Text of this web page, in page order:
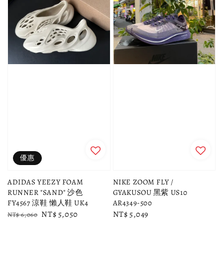
優惠
ADIDAS YEEZY FOAM
RUNNER "SAND" 沙色
FY4567 涼鞋 懶人鞋 UK4
Regular
NT$ 6,060 Sale
NT$ 5,050
NIKE ZOOM FLY /
GYAKUSOU 黑紫 US10
AR4349-500
Regular
NT$ 5,049